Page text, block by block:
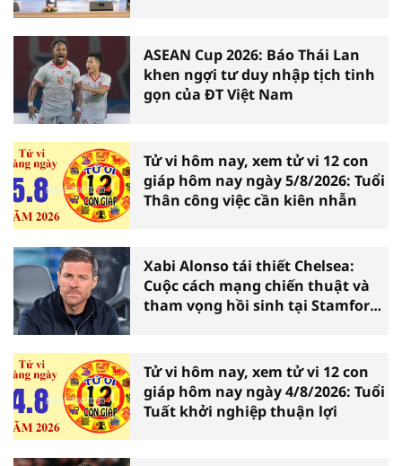
ASEAN Cup 2026: Báo Thái Lan
khen ngợi tư duy nhập tịch tinh
gọn của ĐT Việt Nam
Tử vi hôm nay, xem tử vi 12 con
giáp hôm nay ngày 5/8/2026: Tuổi
Thân công việc cần kiên nhẫn
Xabi Alonso tái thiết Chelsea:
Cuộc cách mạng chiến thuật và
tham vọng hồi sinh tại Stamford
Tử vi hôm nay, xem tử vi 12 con
giáp hôm nay ngày 4/8/2026: Tuổi
Tuất khởi nghiệp thuận lợi